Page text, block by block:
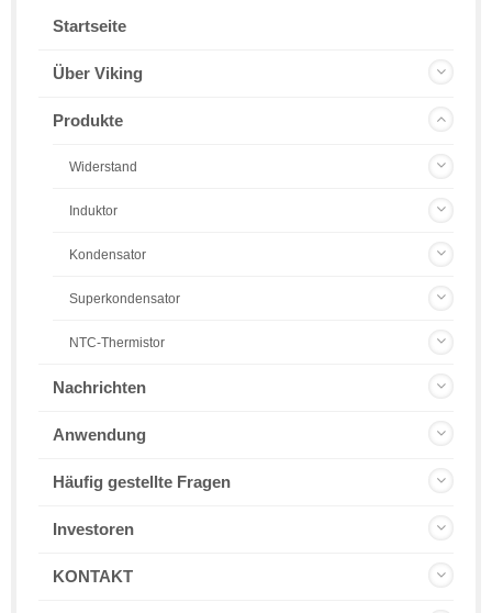
Startseite
Über Viking
Produkte
Widerstand
Induktor
Kondensator
Superkondensator
NTC-Thermistor
Nachrichten
Anwendung
Häufig gestellte Fragen
Investoren
KONTAKT